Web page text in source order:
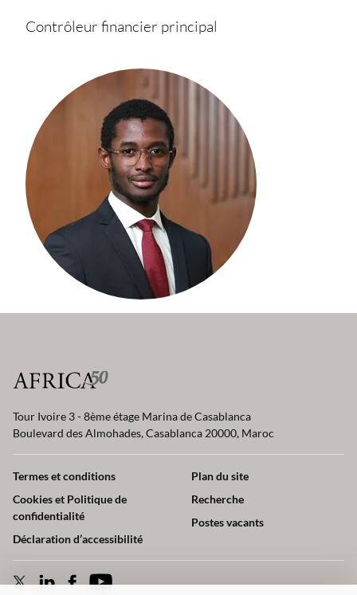
Contrôleur financier principal
Tour Ivoire 3 - 8ème étage Marina de Casablanca
Boulevard des Almohades, Casablanca 20000, Maroc
Termes et conditions
Cookies et Politique de
confidentialité
Déclaration d’accessibilité
Plan du site
Recherche
Postes vacants